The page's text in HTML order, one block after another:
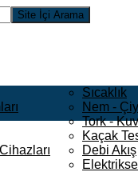
Sıcaklık
Nem -
Tork -
Kaçak
Debi Akış